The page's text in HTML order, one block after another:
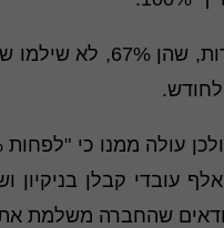
עומדות בחוק. מכיוון שבמדינת ישראל עובדים נכון לשנת 2018